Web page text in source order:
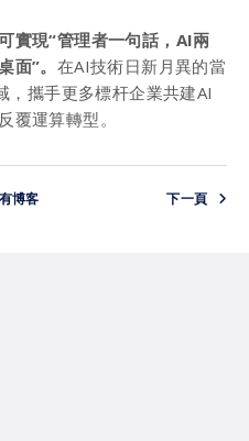
實現“管理者一句話，AI兩
面”。 在AI技術日新月異的當
，攜手更多標杆企業共建AI
覆運算轉型。
博客 下一頁